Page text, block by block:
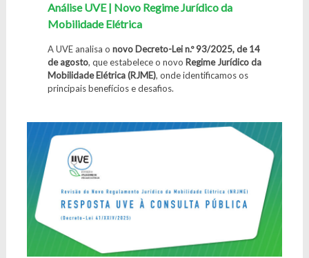
Análise UVE | Novo Regime Jurídico da
Mobilidade Elétrica
A UVE analisa o novo Decreto-Lei n.º 93/2025, de 14
de agosto, que estabelece o novo Regime Jurídico da
Mobilidade Elétrica (RJME), onde identificamos os
principais benefícios e desafios.